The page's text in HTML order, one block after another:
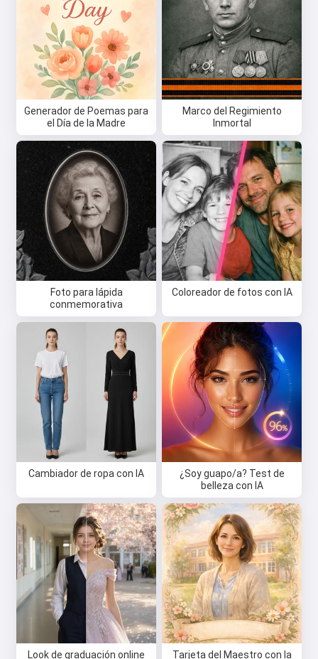
Generador de Poemas para
el Día de la Madre
Marco del Regimiento
Inmortal
Foto para lápida
conmemorativa
Coloreador de fotos con IA
Cambiador de ropa con IA
¿Soy guapo/a? Test de
belleza con IA
Look de graduación online Tarjeta del Maestro con la